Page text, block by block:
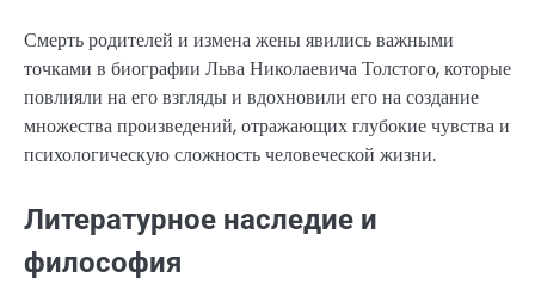
Смерть родителей и измена жены явились важными
точками в биографии Льва Николаевича Толстого, которые
повлияли на его взгляды и вдохновили его на создание
множества произведений, отражающих глубокие чувства и
психологическую сложность человеческой жизни.
Литературное наследие и
философия